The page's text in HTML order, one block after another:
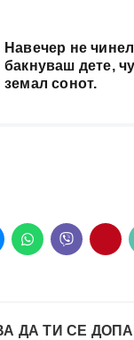
Навечер не
бакнуваш дете,
земал сонот.
ДА ТИ СЕ